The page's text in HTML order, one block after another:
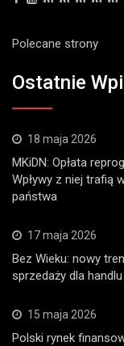
Polecane strony
Ostatnie
18 maja 2026
MKiDN: Opłata
Wpływy z niej trafią
państwa
17 maja 2026
Bez Wieku: nowy
sprzedaży dla
15 maja 2026
Polski rynek